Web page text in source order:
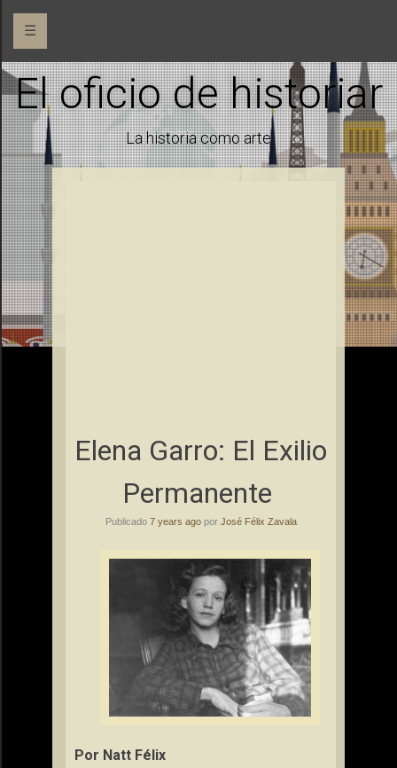
☰
El oficio de historiar
La historia como arte
Elena Garro: El Exilio
Permanente
Publicado 7 years agopor José Félix Zavala
Por Natt Félix